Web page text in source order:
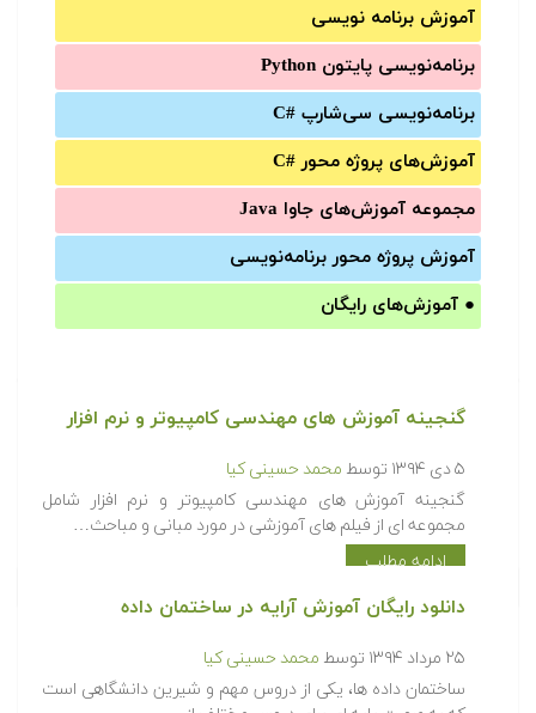
آموزش برنامه نویسی
برنامه‌نویسی پایتون Python
برنامه‌‌نویسی سی‌شارپ C#‎
آموزش‌های پروژه محور #C
مجموعه آموزش‌های جاوا Java
آموزش‌ پروژه محور برنامه‌نویسی
● آموزش‌های رایگان
گنجینه آموزش های مهندسی کامپیوتر و نرم افزار
۵ دی ۱۳۹۴ توسط محمد حسینی کیا
گنجینه آموزش های مهندسی کامپیوتر و نرم افزار شامل
مجموعه ای از فیلم های آموزشی در مورد مبانی و مباحث…
ادامه مطلب
دانلود رایگان آموزش آرایه در ساختمان داده
۲۵ مرداد ۱۳۹۴ توسط محمد حسینی کیا
ساختمان داده ها، یکی از دروس مهم و شیرین دانشگاهی است